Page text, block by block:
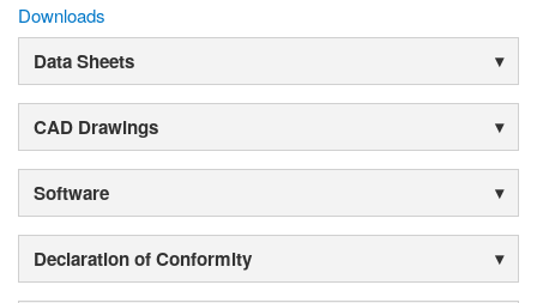
Downloads
Data Sheets
CAD Drawings
Software
Declaration of Conformity